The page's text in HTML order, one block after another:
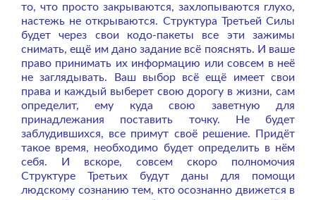
то, что просто закрываются, захлопываются глухо,
настежь не открываются. Структура Третьей Силы
будет через свои кодо-пакеты все эти зажимы
снимать, ещё им дано задание всё пояснять. И ваше
право принимать их информацию или совсем в неё
не заглядывать. Ваш выбор всё ещё имеет свои
права и каждый выберет свою дорогу в жизни, сам
определит, ему куда свою заветную для
принадлежания поставить точку. Не будет
заблудившихся, все примут своё решение. Придёт
такое время, необходимо будет определить в нём
себя. И вскоре, совсем скоро полномочия
Структуре Третьих будут даны для помощи
людскому сознанию тем, кто осознанно движется в